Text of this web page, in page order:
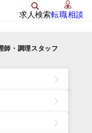
求人検索転職相談
師・調理スタッフ